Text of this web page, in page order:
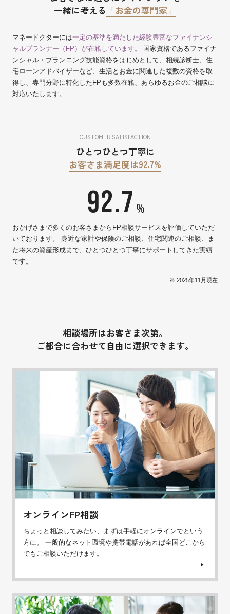
一緒に考える 「お金の専門家」
マネードクターには一定の基準を満たした経験豊富なファイナンシ
ャルプランナー（FP）が在籍しています。
国家資格であるファイナ
ンシャル・プランニング技能資格をはじめとして、相続診断士、住
宅ローンアドバイザーなど、生活とお金に関連した複数の資格を取
得し、専門分野に特化したFPも多数在籍、あらゆるお金のご相談に
対応いたします。
CUSTOMER SATISFACTION
ひとつひとつ丁寧に
お客さま満足度は92.7%
おかげさまで多くのお客さまからFP相談サービスを評価していただ
いております。 身近な家計や保険のご相談、住宅関連のご相談、ま
た将来の資産形成まで、ひとつひとつ丁寧にサポートしてきた実績
です。
※ 2025年11月現在
92.7 %
相談場所はお客さま次第。
ご都合に合わせて自由に選択できます。
オンラインFP相談
ちょっと相談してみたい、まずは手軽にオンラインでという
方に。 一般的なネット環境や携帯電話があれば全国どこから
でもご相談いただけます。